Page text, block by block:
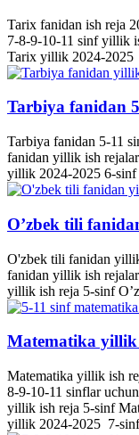
Tarix fanidan ish reja
7-8-9-10-11 sinf yillik
Tarix yillik 2024-
Tarbiya fanidan
Tarbiya fanidan 5-11
fanidan yillik ish
yillik 2024-2025 6-
O’zbek tili
O'zbek tili fanidan
fanidan yillik ish
yillik ish reja 5-sinf
Matematika yillik
Matematika yillik ish
8-9-10-11 sinflar
yillik ish reja 5-sinf
yillik 2024-2025 7-